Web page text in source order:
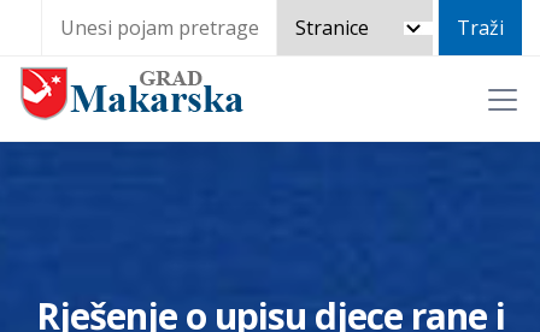
Rješenje o upisu djece rane i